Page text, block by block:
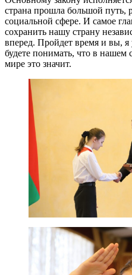
страна прошла большой путь,
социальной сфере. И самое
сохранить нашу страну
вперед. Пройдет время и вы, я
будете понимать, что в
мире это значит.